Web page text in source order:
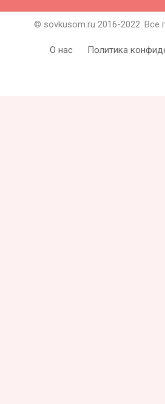
© sovkusom.ru 2016-2022.
О нас Политика